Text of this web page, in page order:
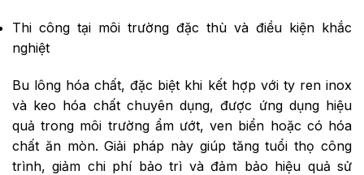
Thi công tại môi trường đặc thù và điều kiện khắc
nghiệt
Bu lông hóa chất, đặc biệt khi kết hợp với ty ren inox
và keo hóa chất chuyên dụng, được ứng dụng hiệu
quả trong môi trường ẩm ướt, ven biển hoặc có hóa
chất ăn mòn. Giải pháp này giúp tăng tuổi thọ công
trình, giảm chi phí bảo trì và đảm bảo hiệu quả sử